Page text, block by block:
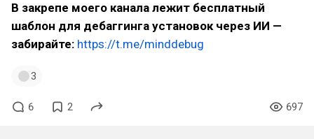
В закрепе моего канала лежит бесплатный
шаблон для дебаггинга установок через ИИ —
забирайте: https://t.me/minddebug
3
6 2 697